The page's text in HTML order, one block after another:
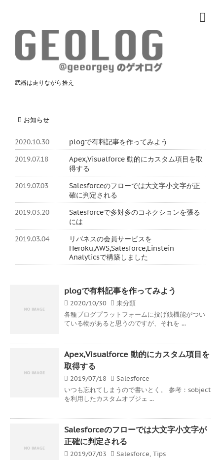
武器は走りながら拾え
お知らせ
2020.10.30
plogで有料記事を作ってみよう
2019.07.18
Apex,Visualforce 動的にカスタム項目を取
得する
2019.07.03
Salesforceのフローでは大文字小文字が正
確に判定される
2019.03.20
Salesforceで多対多のコネクションを張る
には
2019.03.04
リバネスの会員サービスを
Heroku,AWS,Salesforce,Einstein
Analyticsで構築しました
plogで有料記事を作ってみよう
2020/10/30
未分類
各種ブログプラットフォームに投げ銭機能がつい
ている物があると思うのですが、それを ...
Apex,Visualforce 動的にカスタム項目を
取得する
2019/07/18
Salesforce
いつも忘れてしまうので書いとく。 参考：sobject
を利用したカスタムオブジェ ...
Salesforceのフローでは大文字小文字が
正確に判定される
2019/07/03 Salesforce, Tips